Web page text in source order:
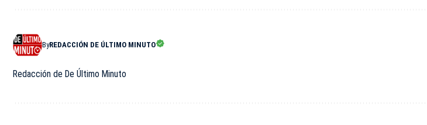
ByREDACCIÓN DE ÚLTIMO MINUTO
Redacción de De Último Minuto